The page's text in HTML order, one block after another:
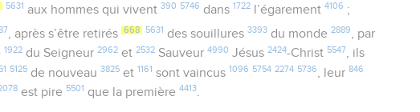
5631 aux hommes qui vivent390 5746 dans 1722 l’égarement4106 ;
, après s’être retirés 668 5631 des souillures 3393du monde 2889, par
1922 du Seigneur2962 et2532 Sauveur4990 Jésus2424-Christ 5547, ils
5125 de nouveau3825 et 1161 sont vaincus 1096 5754 2274 5736 , leur846
est pire 5501 que la première4413.